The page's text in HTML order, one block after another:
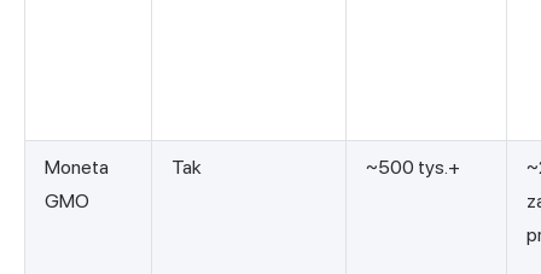
Moneta
GMO
Tak ~500 tys.+